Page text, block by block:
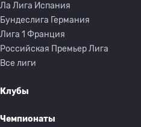
Ла Лига Испания
Бундеслига Германия
Лига 1 Франция
Российская Премьер Лига
Все лиги
Клубы
Чемпионаты